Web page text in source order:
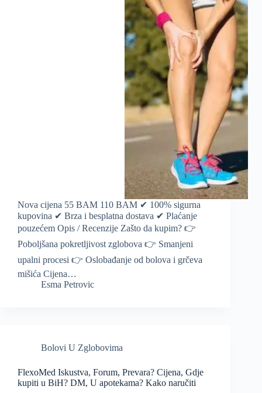
Nova cijena 55 BAM 110 BAM ✔ 100% sigurna
kupovina ✔ Brza i besplatna dostava ✔ Plaćanje
pouzećem Opis / Recenzije Zašto da kupim? 👉
Poboljšana pokretljivost zglobova 👉 Smanjeni
upalni procesi 👉 Oslobađanje od bolova i grčeva
mišića Cijena…
Esma Petrovic
Bolovi U Zglobovima
FlexoMed Iskustva, Forum, Prevara? Cijena, Gdje
kupiti u BiH? DM, U apotekama? Kako naručiti